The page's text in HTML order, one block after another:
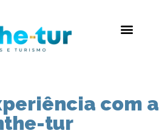
com a
tur